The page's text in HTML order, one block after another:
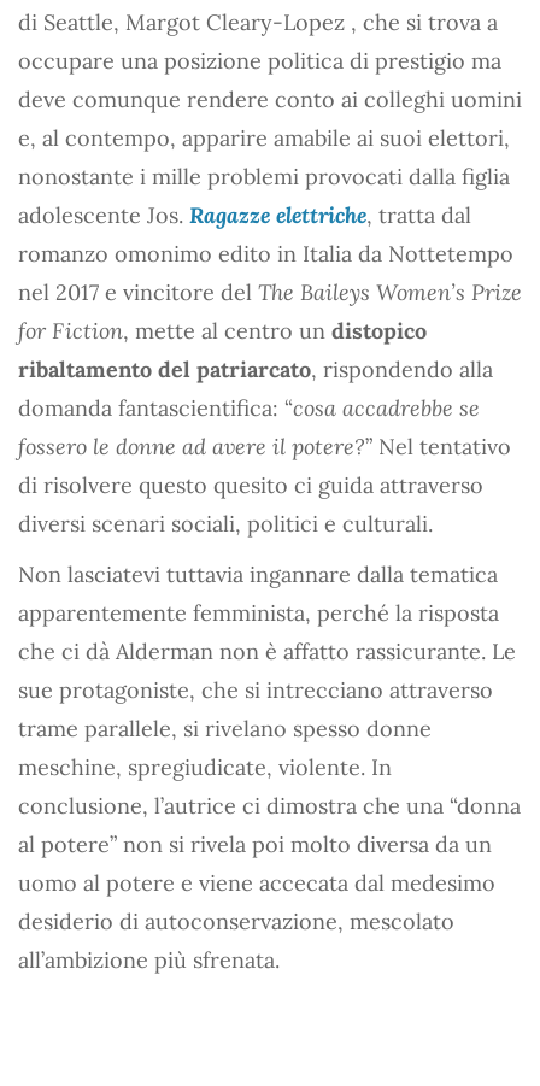
di Seattle, Margot Cleary-Lopez , che si trova a
occupare una posizione politica di prestigio ma
deve comunque rendere conto ai colleghi uomini
e, al contempo, apparire amabile ai suoi elettori,
nonostante i mille problemi provocati dalla figlia
adolescente Jos. Ragazze elettriche, tratta dal
romanzo omonimo edito in Italia da Nottetempo
nel 2017 e vincitore del The Baileys Women’s Prize
for Fiction, mette al centro un distopico
ribaltamento del patriarcato, rispondendo alla
domanda fantascientifica: “cosa accadrebbe se
fossero le donne ad avere il potere?” Nel tentativo
di risolvere questo quesito ci guida attraverso
diversi scenari sociali, politici e culturali.
Non lasciatevi tuttavia ingannare dalla tematica
apparentemente femminista, perché la risposta
che ci dà Alderman non è affatto rassicurante. Le
sue protagoniste, che si intrecciano attraverso
trame parallele, si rivelano spesso donne
meschine, spregiudicate, violente. In
conclusione, l’autrice ci dimostra che una “donna
al potere” non si rivela poi molto diversa da un
uomo al potere e viene accecata dal medesimo
desiderio di autoconservazione, mescolato
all’ambizione più sfrenata.